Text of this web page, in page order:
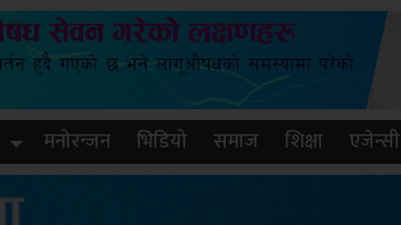
मनोरन्जन भिडियो समाज शिक्षा एजेन्सी